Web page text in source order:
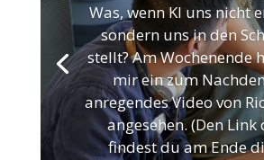
Was, wenn KI uns nicht
sondern uns in den
stellt? Am Wochenende
mir ein zum
anregendes Video von
angesehen. (Den Link
findest du am Ende